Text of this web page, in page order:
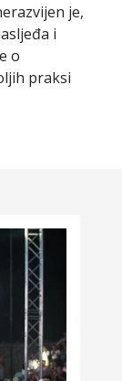
je,
i
o
praksi